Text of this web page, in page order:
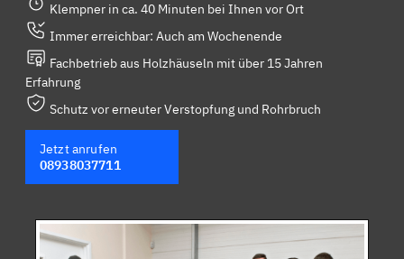
Klempner in ca. 40 Minuten bei Ihnen vor Ort
Immer erreichbar: Auch am Wochenende
Fachbetrieb aus Holzhäuseln mit über 15 Jahren
Erfahrung
Schutz vor erneuter Verstopfung und Rohrbruch
Jetzt anrufen
08938037711